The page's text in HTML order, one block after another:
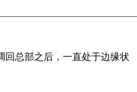
回总部之后，一直处于边缘状